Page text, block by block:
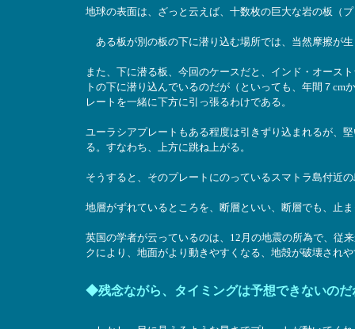
地球の表面は、ざっと云えば、十数枚の巨大な岩の板（
ある板が別の板の下に潜り込む場所では、当然摩擦が
また、下に潜る板、今回のケースだと、インド・オース
トの下に潜り込んでいるのだが（といっても、年間７
レートを一緒に下方に引っ張るわけである。
ユーラシアプレートもある程度は引きずり込まれるが、
る。すなわち、上方に跳ね上がる。
そうすると、そのプレートにのっているスマトラ島付近
地層がずれているところを、断層といい、断層でも、止
英国の学者が云っているのは、12月の地震の所為で、従
クにより、地面がより動きやすくなる、地殻が破壊され
◆残念ながら、タイミングは予想できないのだ